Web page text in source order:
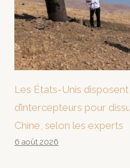
Les États-Unis
d’intercepteurs pour
Chine, selon les experts
6 août 2026